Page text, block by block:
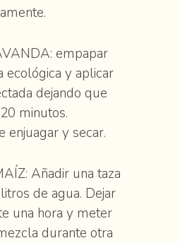
empapar
ecológica y aplicar
dejando que
minutos.
enjuagar y secar.
Añadir una taza
de agua. Dejar
una hora y meter
durante otra